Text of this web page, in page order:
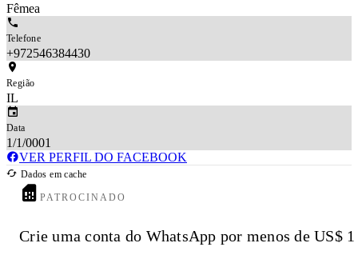
Fêmea
Telefone
+972546384430
Região
IL
Data
1/1/0001
VER PERFIL DO FACEBOOK
Dados em cache
PATROCINADO
Crie uma conta do WhatsApp por menos de US$ 1